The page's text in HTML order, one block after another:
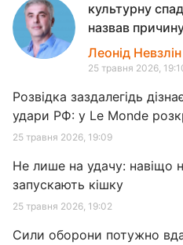
культурну
назвав
Леонід Невзлін
25 травня 2026,
Розвідка заздалегідь
удари РФ: у Le Monde
25 травня 2026, 19:09
Не лише на удачу: навіщо
запускають кішку
25 травня 2026, 19:02
Сили оборони потужно